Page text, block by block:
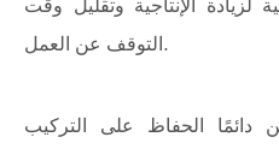
التوقف عن العمل.
دائمًا الحفاظ على التركيب